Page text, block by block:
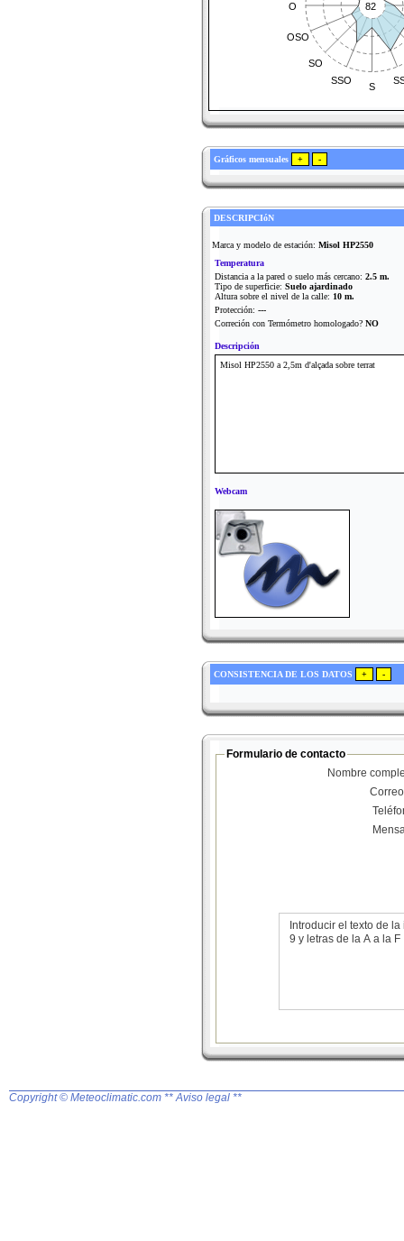
82
S
SSO
SO
OSO
O
Gráficos mensuales
DESCRIPCIóN
Marca y modelo de estación: Misol HP2550
Temperatura
Distancia a la pared o suelo más cercano: 2.5 m.
Tipo de superficie: Suelo ajardinado
Altura sobre el nivel de la calle: 10 m.
Protección: ---
Correción con Termómetro homologado? NO
Descripción
Misol HP2550 a 2,5m d'alçada sobre terrat
Webcam
CONSISTENCIA DE LOS DATOS
Formulario de contacto
Nombre
Introducir el texto de
9 y letras de la A a la F
Copyright © Meteoclimatic.com ** Aviso legal **